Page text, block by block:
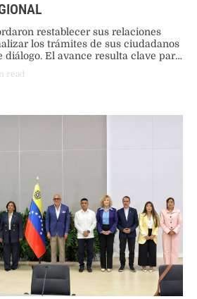
restablecer sus relaciones
los trámites de sus ciudadanos
El avance resulta clave para
en situación irregular.
read